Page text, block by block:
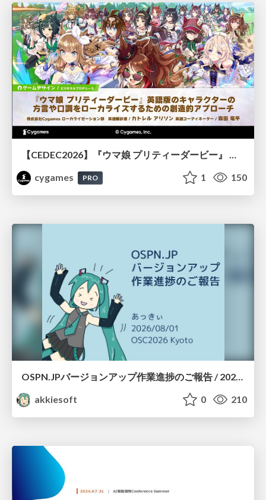
【CEDEC2026】『ウマ娘 プリティーダービー』 英語版のキャラクターの方言や口調をローカライズするための創造的アプローチ
cygames
PRO 1 150
akkiesoft
0 210